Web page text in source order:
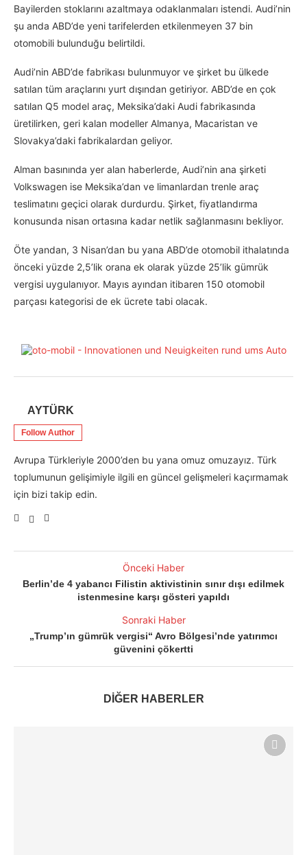
Bayilerden stoklarını azaltmaya odaklanmaları istendi. Audi’nin
şu anda ABD’de yeni tarifelerden etkilenmeyen 37 bin
otomobili bulunduğu belirtildi.
Audi’nin ABD’de fabrikası bulunmuyor ve şirket bu ülkede
satılan tüm araçlarını yurt dışından getiriyor. ABD’de en çok
satılan Q5 model araç, Meksika’daki Audi fabrikasında
üretilirken, geri kalan modeller Almanya, Macaristan ve
Slovakya’daki fabrikalardan geliyor.
Alman basınında yer alan haberlerde, Audi’nin ana şirketi
Volkswagen ise Meksika’dan ve limanlardan trenle araç
teslimatını geçici olarak durdurdu. Şirket, fiyatlandırma
konusunda nisan ortasına kadar netlik sağlanmasını bekliyor.
Öte yandan, 3 Nisan’dan bu yana ABD’de otomobil ithalatında
önceki yüzde 2,5’lik orana ek olarak yüzde 25’lik gümrük
vergisi uygulanıyor. Mayıs ayından itibaren 150 otomobil
parçası kategorisi de ek ücrete tabi olacak.
AYTÜRK
Follow Author
Avrupa Türkleriyle 2000’den bu yana omuz omuzayız. Türk
toplumunun gelişimiyle ilgili en güncel gelişmeleri kaçırmamak
için bizi takip edin.
Önceki Haber
Berlin’de 4 yabancı Filistin aktivistinin sınır dışı edilmek
istenmesine karşı gösteri yapıldı
Sonraki Haber
„Trump’ın gümrük vergisi“ Avro Bölgesi’nde yatırımcı
güvenini çökertti
DİĞER HABERLER